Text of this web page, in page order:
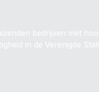
bedrijven met
in de Verenigde